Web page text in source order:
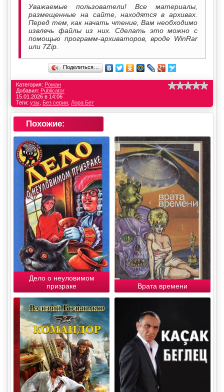
Уважаемые пользователи! Все материалы,
размещенные на сайте, находятся в архивах.
Перед тем, как начать чтение, Вам необходимо
извлечь файлы из них. Сделать это можно с
помощью программ-архиваторов, вроде WinRar
или 7Zip.
Поделиться…
Категория: Роман
Добавил: Publicator
15.01.2026 в 14:06
Теги: узы Без серии Лора Бет
Похожие:
Дело о неуловимом
призраке
Врата времени